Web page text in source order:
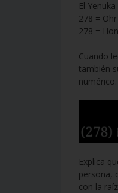
El
278 =
278 =
Cuando
también
numérico.
Explica
persona,
con la